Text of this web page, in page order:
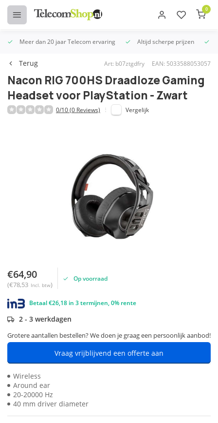
0
Meer dan 20 jaar Telecom ervaring Altijd scherpe prijzen
Terug Art: b07ztgdfry EAN: 5033588053057
Nacon RIG 700HS Draadloze Gaming
Headset voor PlayStation - Zwart
0/10 (0 Reviews) Vergelijk
€64,90
(€78,53 Incl. btw)
Op voorraad
Betaal €26,18 in 3 termijnen, 0% rente
2 - 3 werkdagen
Grotere aantallen bestellen? We doen je graag een persoonlijk aanbod!
Vraag vrijblijvend een offerte aan
Wireless
Around ear
20-20000 Hz
40 mm driver diameter